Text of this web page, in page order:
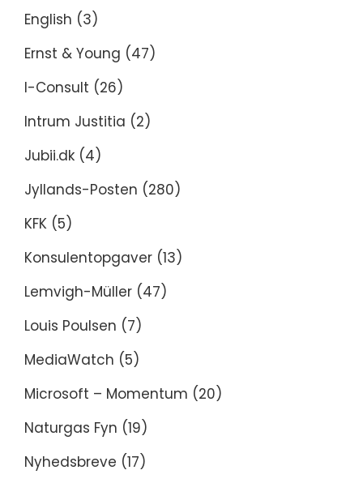
English (3)
Ernst & Young (47)
I-Consult (26)
Intrum Justitia (2)
Jubii.dk (4)
Jyllands-Posten (280)
KFK (5)
Konsulentopgaver (13)
Lemvigh-Müller (47)
Louis Poulsen (7)
MediaWatch (5)
Microsoft – Momentum (20)
Naturgas Fyn (19)
Nyhedsbreve (17)